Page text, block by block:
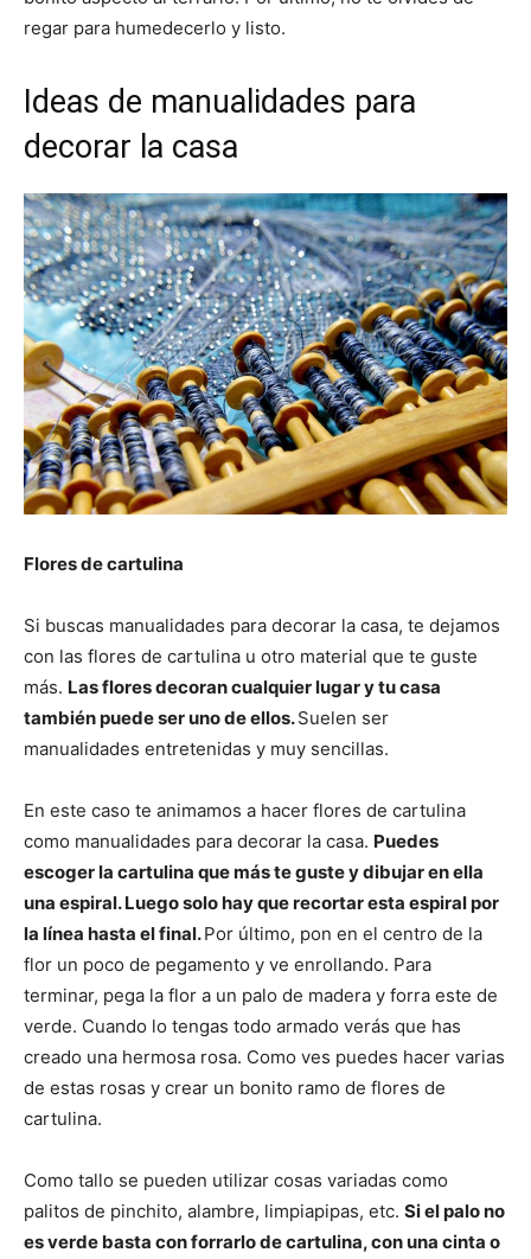
regar para humedecerlo y listo.
Ideas de manualidades para
decorar la casa
Flores de cartulina
Si buscas manualidades para decorar la casa, te dejamos
con las flores de cartulina u otro material que te guste
más. Las flores decoran cualquier lugar y tu casa
también puede ser uno de ellos.Suelen ser
manualidades entretenidas y muy sencillas.
En este caso te animamos a hacer flores de cartulina
como manualidades para decorar la casa. Puedes
escoger la cartulina que más te guste y dibujar en ella
una espiral. Luego solo hay que recortar esta espiral por
la línea hasta el final.Por último, pon en el centro de la
flor un poco de pegamento y ve enrollando. Para
terminar, pega la flor a un palo de madera y forra este de
verde. Cuando lo tengas todo armado verás que has
creado una hermosa rosa. Como ves puedes hacer varias
de estas rosas y crear un bonito ramo de flores de
cartulina.
Como tallo se pueden utilizar cosas variadas como
palitos de pinchito, alambre, limpiapipas, etc. Si el palo no
es verde basta con forrarlo de cartulina, con una cinta o